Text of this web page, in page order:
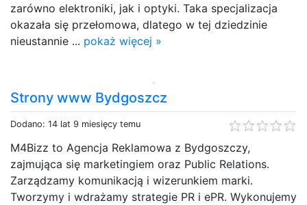
zarówno elektroniki, jak i optyki. Taka specjalizacja
okazała się przełomowa, dlatego w tej dziedzinie
nieustannie ... pokaż więcej »
Strony www Bydgoszcz
Dodano: 14 lat 9 miesięcy temu
M4Bizz to Agencja Reklamowa z Bydgoszczy,
zajmująca się marketingiem oraz Public Relations.
Zarządzamy komunikacją i wizerunkiem marki.
Tworzymy i wdrażamy strategie PR i ePR. Wykonujemy